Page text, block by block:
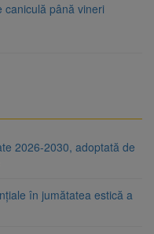
caniculă până vineri
2026-2030, adoptată de
în jumătatea estică a